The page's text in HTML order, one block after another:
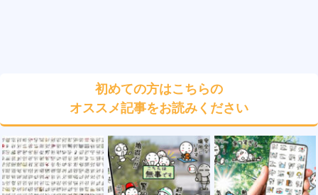
初めての方はこちらの
オススメ記事をお読みください